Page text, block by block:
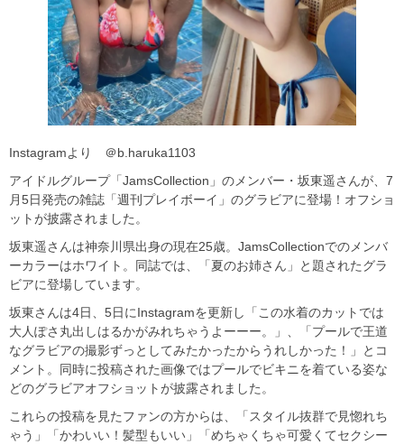
Instagramより ＠b.haruka1103
アイドルグループ「JamsCollection」のメンバー・坂東遥さんが、7
月5日発売の雑誌「週刊プレイボーイ」のグラビアに登場！オフショ
ットが披露されました。
坂東遥さんは神奈川県出身の現在25歳。JamsCollectionでのメンバ
ーカラーはホワイト。同誌では、「夏のお姉さん」と題されたグラ
ビアに登場しています。
坂東さんは4日、5日にInstagramを更新し「この水着のカットでは
大人ぽさ丸出しはるかがみれちゃうよーーー。」、「プールで王道
なグラビアの撮影ずっとしてみたかったからうれしかった！」とコ
メント。同時に投稿された画像ではプールでビキニを着ている姿な
どのグラビアオフショットが披露されました。
これらの投稿を見たファンの方からは、「スタイル抜群で見惚れち
ゃう」「かわいい！髪型もいい」「めちゃくちゃ可愛くてセクシー